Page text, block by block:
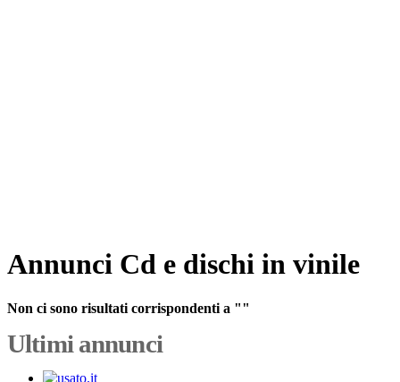
Annunci Cd e dischi in vinile
Non ci sono risultati corrispondenti a ""
Ultimi annunci